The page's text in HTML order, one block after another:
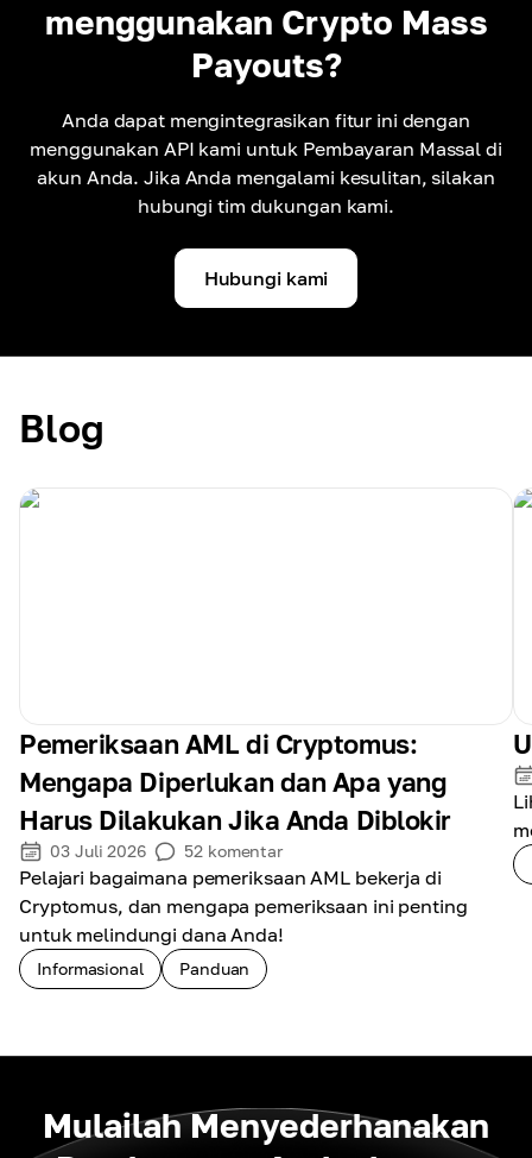
menggunakan Crypto Mass
Payouts?
Anda dapat mengintegrasikan fitur ini dengan
menggunakan API kami untuk Pembayaran Massal di
akun Anda. Jika Anda mengalami kesulitan, silakan
hubungi tim dukungan kami.
Hubungi kami
Blog
Pemeriksaan AML di Cryptomus:
Mengapa Diperlukan dan Apa yang
Harus Dilakukan Jika Anda Diblokir
03 Juli 2026 52 komentar
Pelajari bagaimana pemeriksaan AML bekerja di
Cryptomus, dan mengapa pemeriksaan ini penting
untuk melindungi dana Anda!
Informasional Panduan
Mulailah Menyederhanakan